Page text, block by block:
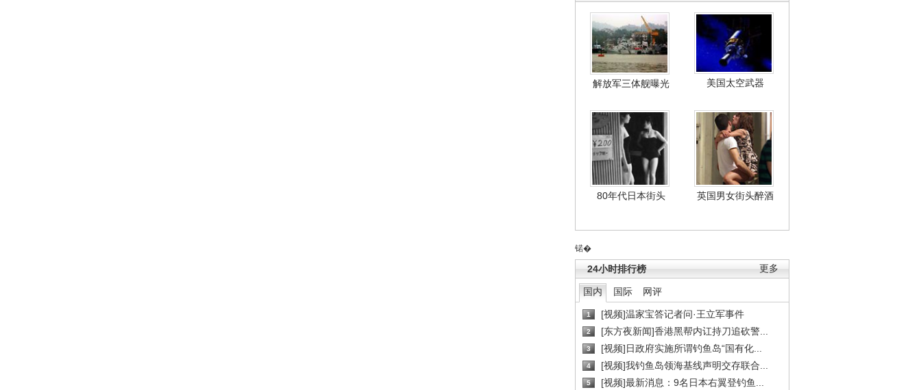
解放军三体舰曝光 美国太空武器
80年代日本街头 英国男女街头醉酒
锘�
更多
24小时排行榜
国内 国际 网评
1 [视频]温家宝答记者问·王立军事件
2 [东方夜新闻]香港黑帮内讧持刀追砍警...
3 [视频]日政府实施所谓钓鱼岛“国有化...
4 [视频]我钓鱼岛领海基线声明交存联合...
5 [视频]最新消息：9名日本右翼登钓鱼...